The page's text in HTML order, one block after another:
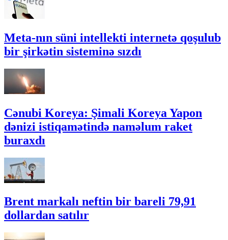
Meta-nın süni intellekti internetə qoşulub
bir şirkətin sisteminə sızdı
Cənubi Koreya: Şimali Koreya Yapon
dənizi istiqamətində naməlum raket
buraxdı
Brent markalı neftin bir bareli 79,91
dollardan satılır